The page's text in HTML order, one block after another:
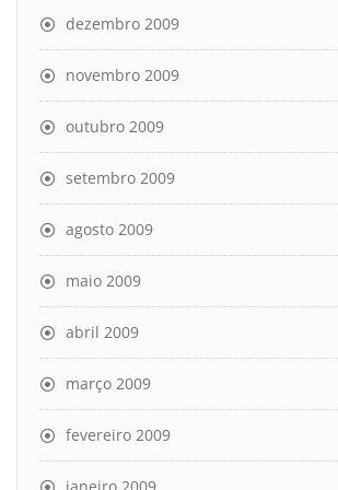
dezembro 2009
novembro 2009
outubro 2009
setembro 2009
agosto 2009
maio 2009
abril 2009
março 2009
fevereiro 2009